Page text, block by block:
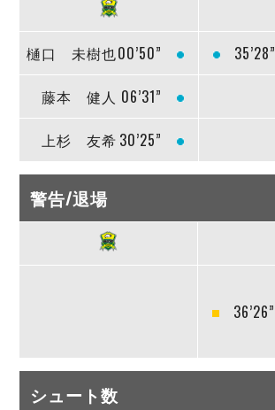
樋口 未樹也00’50” 35’28”
藤本 健人 06’31”
上杉 友希 30’25”
警告/退場
36’26”
シュート数